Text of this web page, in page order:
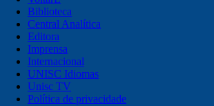
Biblioteca
Central Analítica
Editora
Imprensa
Internacional
UNISC Idiomas
Unisc TV
Política de privacidade